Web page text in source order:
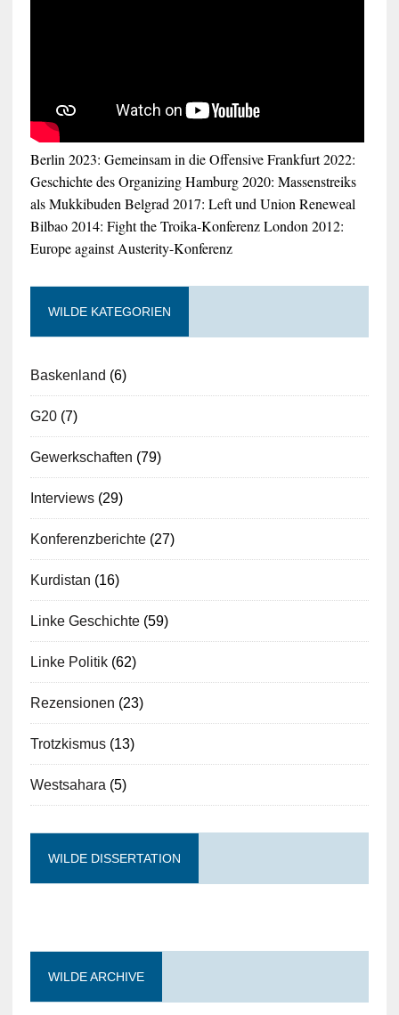
Berlin 2023: Gemeinsam in die OffensiveFrankfurt 2022:
Geschichte des OrganizingHamburg 2020: Massenstreiks
als MukkibudenBelgrad 2017: Left und Union Reneweal
Bilbao 2014: Fight the Troika-KonferenzLondon 2012:
Europe against Austerity-Konferenz
WILDE KATEGORIEN
Baskenland (6)
G20(7)
Gewerkschaften (79)
Interviews(29)
Konferenzberichte(27)
Kurdistan (16)
Linke Geschichte(59)
Linke Politik(62)
Rezensionen (23)
Trotzkismus(13)
Westsahara (5)
WILDE DISSERTATION
WILDE ARCHIVE